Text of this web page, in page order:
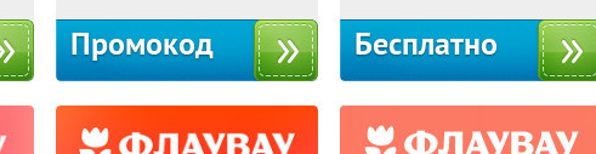
Промокод Бесплатно